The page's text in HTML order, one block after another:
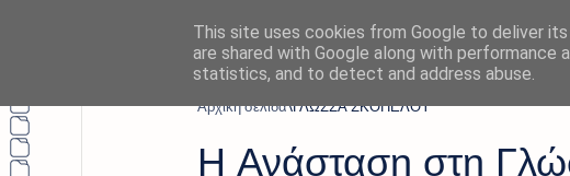
Αρχική σελίδα ΓΛΩΣΣΑ ΣΚΟΠΕΛΟΥ
Η Ανάσταση στη
This site uses cookies from Google to deliver
are shared with Google along with
statistics, and to detect and address abuse.